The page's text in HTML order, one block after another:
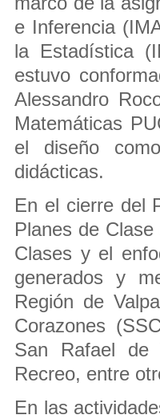
e Inferencia
la Estadística
estuvo
Alessandro
Matemáticas
el diseño
didácticas.
En el cierre del
Planes de
Clases y el
generados y
Región de
Corazones
San Rafael de
Recreo, entre
En las